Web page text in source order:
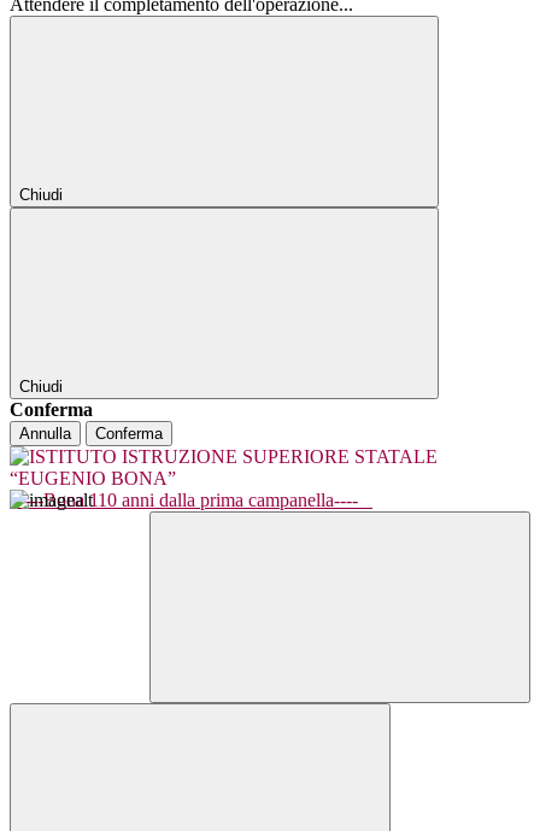
Attendere il completamento dell'operazione...
Chiudi
Chiudi
Conferma
Annulla Conferma
----Bona 110 anni dalla prima campanella----